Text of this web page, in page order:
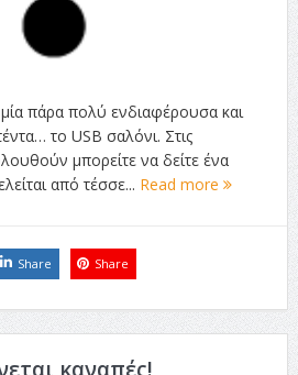
πάρα πολύ ενδιαφέρουσα και
το USB σαλόνι. Στις
μπορείτε να δείτε ένα
από τέσσε... Read more
Share Share